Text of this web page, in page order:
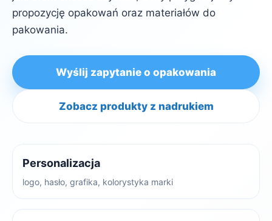
propozycję opakowań oraz materiałów do
pakowania.
Wyślij zapytanie o opakowania
Zobacz produkty z nadrukiem
Personalizacja
logo, hasło, grafika, kolorystyka marki